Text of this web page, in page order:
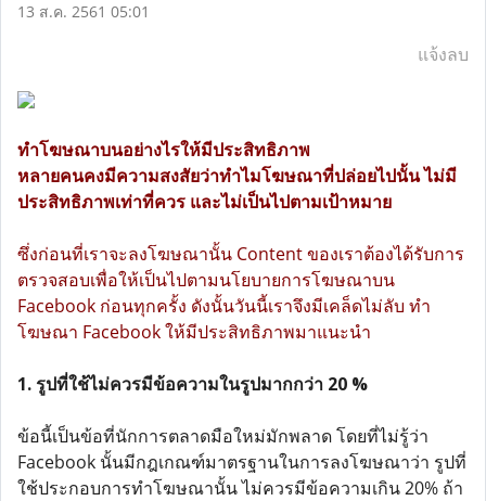
13 ส.ค. 2561 05:01
แจ้งลบ
ทำโฆษณาบนอย่างไรให้มีประสิทธิภาพ
หลายคนคงมีความสงสัยว่าทำไมโฆษณาที่ปล่อยไปนั้น ไม่มี
ประสิทธิภาพเท่าที่ควร และไม่เป็นไปตามเป้าหมาย
ซึ่งก่อนที่เราจะลงโฆษณานั้น Content ของเราต้องได้รับการ
ตรวจสอบเพื่อให้เป็นไปตามนโยบายการโฆษณาบน
Facebook ก่อนทุกครั้ง ดังนั้นวันนี้เราจึงมีเคล็ดไม่ลับ ทำ
โฆษณา Facebook ให้มีประสิทธิภาพมาแนะนำ
1. รูปที่ใช้ไม่ควรมีข้อความในรูปมากกว่า 20 %
ข้อนี้เป็นข้อที่นักการตลาดมือใหม่มักพลาด โดยที่ไม่รู้ว่า
Facebook นั้นมีกฎเกณฑ์มาตรฐานในการลงโฆษณาว่า รูปที่
ใช้ประกอบการทำโฆษณานั้น ไม่ควรมีข้อความเกิน 20% ถ้า